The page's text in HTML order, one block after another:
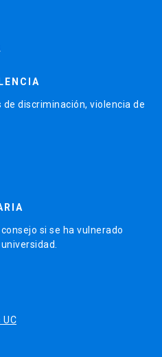
discriminación, violencia de
si se ha vulnerado
UC